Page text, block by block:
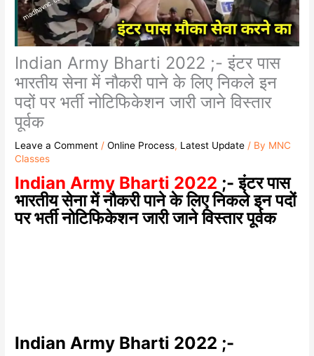
Indian Army Bharti 2022 ;- इंटर पास
भारतीय सेना में नौकरी पाने के लिए निकले इन
पदों पर भर्ती नोटिफिकेशन जारी जाने विस्तार
पूर्वक
Leave a Comment /Online Process, Latest Update / By MNC
Classes
Indian Army Bharti 2022 ;- इंटर पास
भारतीय सेना में नौकरी पाने के लिए निकले इन पदों
पर भर्ती नोटिफिकेशन जारी जाने विस्तार पूर्वक
Indian Army Bharti 2022 ;-